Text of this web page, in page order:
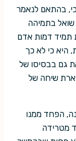
בהתאם לנאמר
שואל בתמיהה
תמיד דמות אדם
היא כי לא כך
גם בבסיסו של
שיחה של
הפחד ממנו
מטרידה